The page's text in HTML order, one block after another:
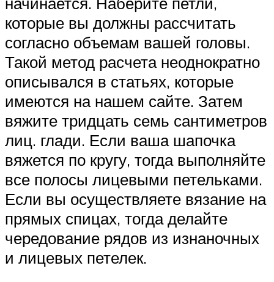
которые вы должны рассчитать
согласно объемам вашей головы.
Такой метод расчета неоднократно
описывался в статьях, которые
имеются на нашем сайте. Затем
вяжите тридцать семь сантиметров
лиц. глади. Если ваша шапочка
вяжется по кругу, тогда выполняйте
все полосы лицевыми петельками.
Если вы осуществляете вязание на
прямых спицах, тогда делайте
чередование рядов из изнаночных
и лицевых петелек.